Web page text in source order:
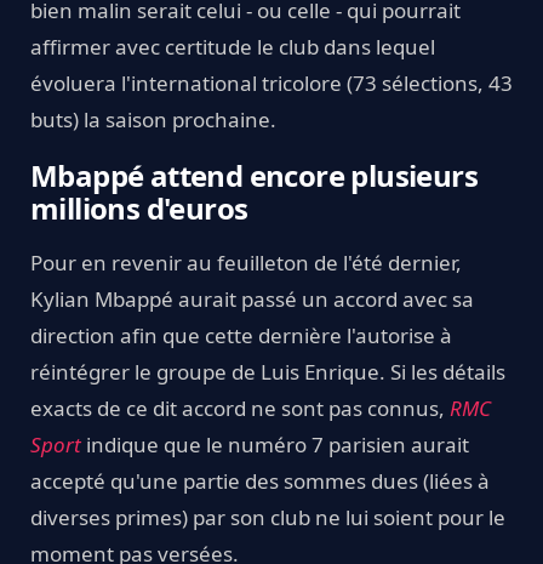
bien malin serait celui - ou celle - qui pourrait
affirmer avec certitude le club dans lequel
évoluera l'international tricolore (73 sélections, 43
buts) la saison prochaine.
Mbappé attend encore plusieurs
millions d'euros
Pour en revenir au feuilleton de l'été dernier,
Kylian Mbappé aurait passé un accord avec sa
direction afin que cette dernière l'autorise à
réintégrer le groupe de Luis Enrique. Si les détails
exacts de ce dit accord ne sont pas connus, RMC
Sport indique que le numéro 7 parisien aurait
accepté qu'une partie des sommes dues (liées à
diverses primes) par son club ne lui soient pour le
moment pas versées.